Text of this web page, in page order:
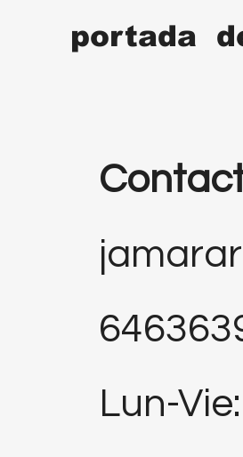
portada
Lun-